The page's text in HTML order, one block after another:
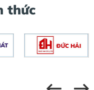
thức